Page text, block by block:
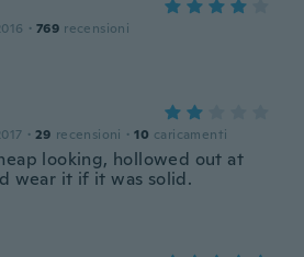
· 769 recensioni
· 29 recensioni · 10 caricamenti
looking, hollowed out at
wear it if it was solid.